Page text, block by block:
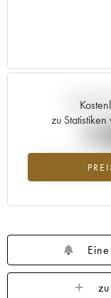
zu
Preisanstiegs des